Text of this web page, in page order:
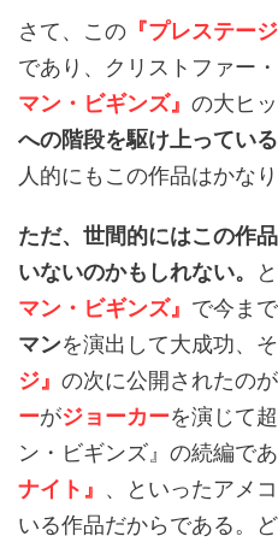
さて、この 『プレステージ
であり、クリストファー
マン・ビギンズ』 の大ヒ
への階段を駆け上ってい
人的にもこの作品はかな
ただ、世間的にはこの作
いないのかもしれない。
マン・ビギンズ』 で今ま
マンを演出して大成功、
ジ』 の次に公開されたの
ーがジョーカーを演じて
ン・ビギンズ』の続編で
ナイト』 、といったアメ
いる作品だからである。